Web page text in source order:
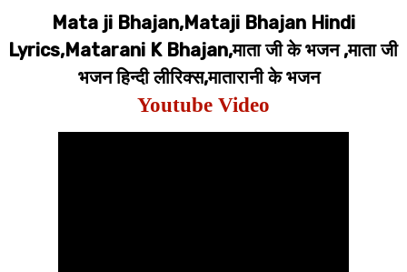
Mata ji Bhajan,Mataji Bhajan Hindi
Lyrics,Matarani K Bhajan,माता जी के भजन ,माता जी
भजन हिन्दी लीरिक्स,मातारानी के भजन
Youtube Video